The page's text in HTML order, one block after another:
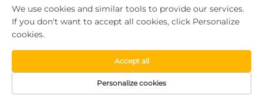
Copyright © Xiamen Globe Machine Co.,ltd.
Tietosuojakäytäntö
Kotisivu Tuote Tietoja Ota yhteyttä
We use cookies and similar tools to provide our services.
If you don't want to accept all cookies, click Personalize
cookies.
Personalize cookies
Accept all